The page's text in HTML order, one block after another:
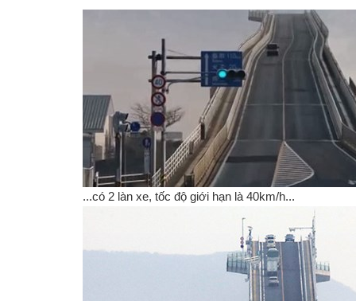
...có 2 làn xe, tốc độ giới hạn là 40km/h...